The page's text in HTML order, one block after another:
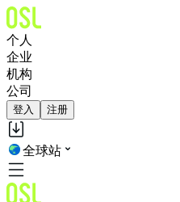
个人
企业
机构
公司
登入 注册
全球站